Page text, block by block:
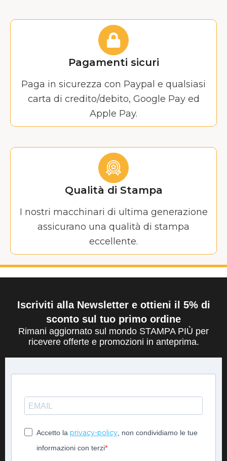
Pagamenti sicuri
Paga in sicurezza con Paypal e qualsiasi
carta di credito/debito, Google Pay ed
Apple Pay.
Qualità di Stampa
I nostri macchinari di ultima generazione
assicurano una qualità di stampa
eccellente.
Iscriviti alla Newsletter e ottieni il 5% di
sconto sul tuo primo ordine
Rimani aggiornato sul mondo STAMPA PIÙ per
ricevere offerte e promozioni in anteprima.
Accetto la privacy-policy , non condividiamo le tue
informazioni con terzi